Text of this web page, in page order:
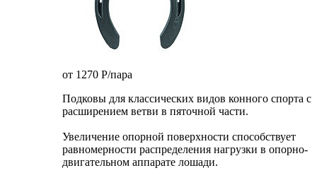
от 1270 P/пара
Подковы для классических видов конного спорта с
расширением ветви в пяточной части.
Увеличение опорной поверхности способствует
равномерности распределения нагрузки в опорно-
двигательном аппарате лошади.